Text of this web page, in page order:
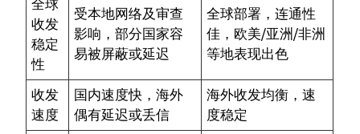
全球
收发
稳定
性
受本地网络及审查
影响，部分国家容
易被屏蔽或延迟
全球部署，连通性
佳，欧美/亚洲/非洲
等地表现出色
收发
速度
国内速度快，海外
偶有延迟或丢信
海外收发均衡，速
度稳定